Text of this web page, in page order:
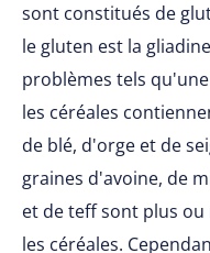
sont constitués de
le gluten est la
problèmes tels
les céréales
de blé, d'orge et de
graines d'avoine, de
et de teff sont plus
les céréales.